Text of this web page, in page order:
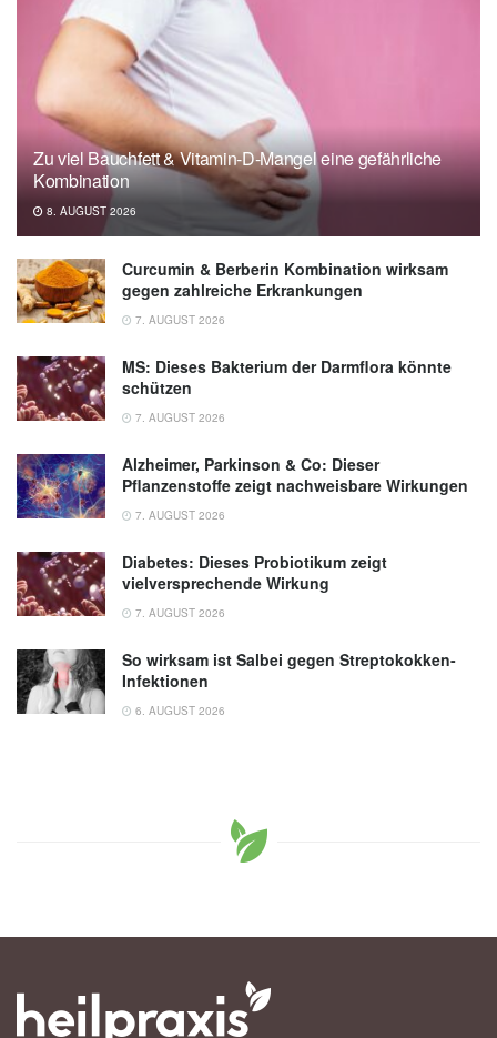
and mortality; in: Communications Medicine
(veröffentlicht 04.09.2025),
Medicine
Mass General Brigham: Meal timing in later
life may matter for health and longevity
(veröffentlicht 04.09.2025),Mass General
Brigham
Zu viel Bauchfett & Vitamin-D-Mangel eine gefährliche
Kombination
8. AUGUST 2026
Curcumin & Berberin Kombination wirksam
gegen zahlreiche Erkrankungen
7. AUGUST 2026
MS: Dieses Bakterium der Darmflora könnte
schützen
7. AUGUST 2026
Alzheimer, Parkinson & Co: Dieser
Pflanzenstoffe zeigt nachweisbare Wirkungen
7. AUGUST 2026
Diabetes: Dieses Probiotikum zeigt
vielversprechende Wirkung
7. AUGUST 2026
So wirksam ist Salbei gegen Streptokokken-
Infektionen
6. AUGUST 2026